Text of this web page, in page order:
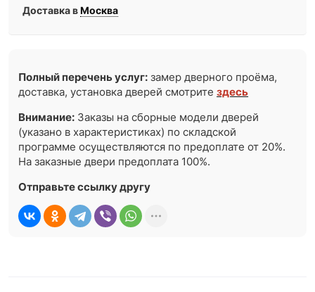
Доставка вМосква
Полный перечень услуг: замер дверного проёма,
доставка, установка дверей смотритездесь
Внимание: Заказы на сборные модели дверей
(указано в характеристиках) по складской
программе осуществляются по предоплате от 20%.
На заказные двери предоплата 100%.
Отправьте ссылку другу